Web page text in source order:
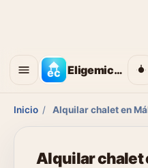
Eligemicasa
Inicio / Alquilar chalet en
Alquilar chalet